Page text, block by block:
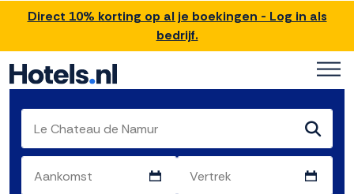
Direct 10% korting op al je boekingen - Log in als
bedrijf.